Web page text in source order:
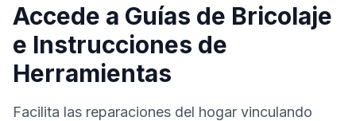
Accede a Guías de Bricolaje
e Instrucciones de
Herramientas
Facilita las reparaciones del hogar vinculando